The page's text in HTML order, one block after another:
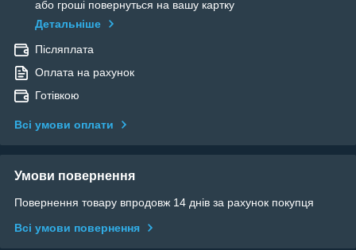
або гроші повернуться на вашу картку
Детальніше
Післяплата
Оплата на рахунок
Готівкою
Всі умови оплати
Умови повернення
Повернення товару впродовж 14 днів за рахунок покупця
Всі умови повернення